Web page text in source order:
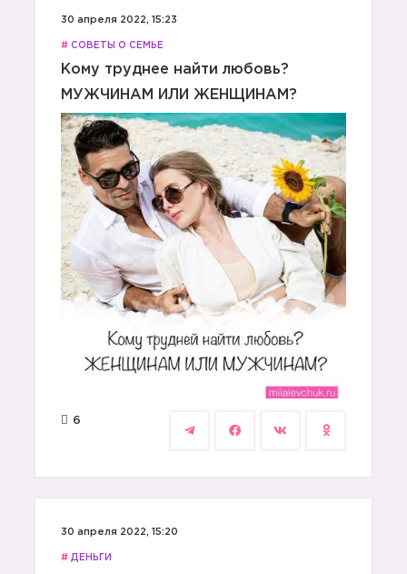
30 апреля 2022, 15:23
# СОВЕТЫ О СЕМЬЕ
Кому труднее найти любовь?
МУЖЧИНАМ ИЛИ ЖЕНЩИНАМ?
6
30 апреля 2022, 15:20
# ДЕНЬГИ